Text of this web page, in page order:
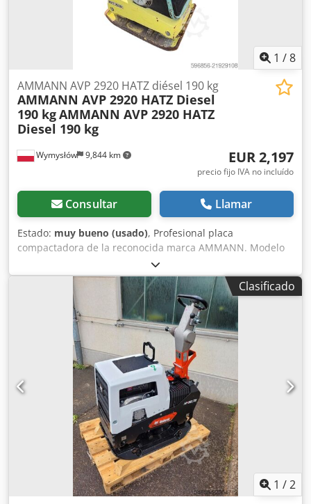
1 /8
Wymysłów 9,844 km
AMMANN AVP 2920 HATZ diésel 190 kg
AMMANN AVP 2920 HATZ Diesel
190 kgAMMANN AVP 2920 HATZ
Diesel 190 kg
EUR 2,197
precio fijo IVA no incluído
Consultar Llamar
Estado: muy bueno (usado), Profesional placa
compactadora de la reconocida marca AMMANN. Modelo
AVP 2920 equipado con un fiable motor diésel HATZ de 5
kW. La máquina está destinada a trabajos profesionales de
pavimentación, construcción de carreteras, así como para
la compactación de suelos, adoquines, lechos de arena y
asfalto. Equipo completamente mecánico, robusta
construcción alemana. Condición visual acorde con las
fotos: desgaste normal por uso. Dedpey Sifyefx Am Tjkr
Datos técnicos: • Fabricante: AMMANN • Modelo: AVP 2920
• Año de fabricación: 1999 • Motor: HATZ Diesel • Tipo de
motor: 1B30-6 • Potencia: 5 kW • Peso operativo: 190 kg •
Arranque manual • Fabricado en Alemania Aplicaciones: •
Compactación de adoquines • Trabajos de pavimentación •
Trabajos viales • Compactación de suelos y lechos de arena
• Excavaciones y cimentaciones Estado: Máquina usada,
completa. Motor HATZ: unidad diésel duradera y valorada.
Clasificado
1 /2